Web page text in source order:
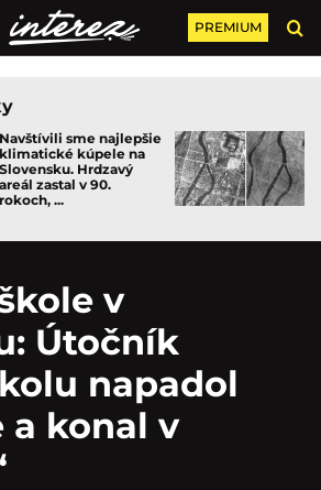
PREMIUM
Navštívili sme najlepšie
klimatické kúpele na
Slovensku. Hrdzavý
areál zastal v 90.
rokoch, ...
v
Útočník
napadol
a konal v